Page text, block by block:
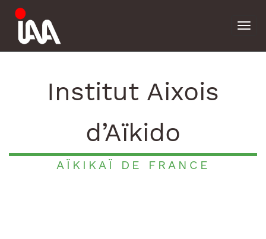
Institut Aixois
d’Aïkido
AÏKIKAÏ DE FRANCE